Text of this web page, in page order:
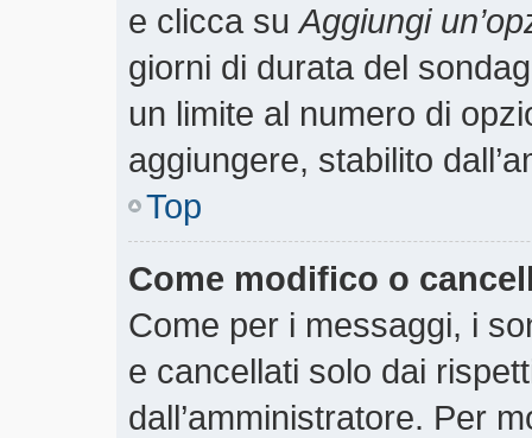
e clicca suAggiungi
giorni di durata del
un limite al numero di
aggiungere, stabilito
Top
Come modifico o
Come per i messaggi, i
e cancellati solo dai
dall’amministratore. Per